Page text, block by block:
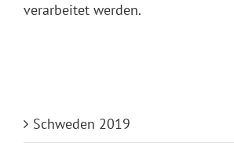
verarbeitet werden.
Schweden 2019